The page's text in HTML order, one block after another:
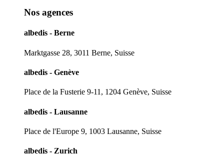
Nos agences
albedis - Berne
Marktgasse 28, 3011 Berne, Suisse
albedis - Genève
Place de la Fusterie 9-11, 1204 Genève, Suisse
albedis - Lausanne
Place de l'Europe 9, 1003 Lausanne, Suisse
albedis - Zurich